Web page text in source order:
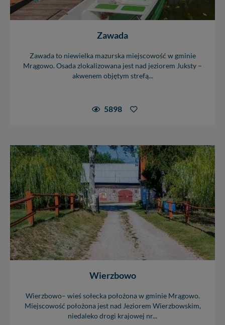
Zawada
Zawada to niewielka mazurska miejscowość w gminie
Mrągowo. Osada zlokalizowana jest nad jeziorem Juksty –
akwenem objętym strefą...
5898
Wierzbowo
Wierzbowo– wieś sołecka położona w gminie Mrągowo.
Miejscowość położona jest nad Jeziorem Wierzbowskim,
niedaleko drogi krajowej nr...